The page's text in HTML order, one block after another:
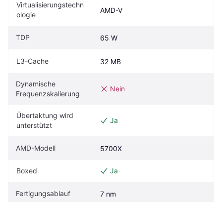
Virtualisierungstechn
ologie
AMD-V
TDP 65 W
L3-Cache 32 MB
Dynamische
Frequenzskalierung
Nein
Übertaktung wird
unterstützt
Ja
AMD-Modell 5700X
Boxed Ja
Fertigungsablauf 7 nm